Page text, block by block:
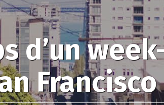
d’un
Francisco